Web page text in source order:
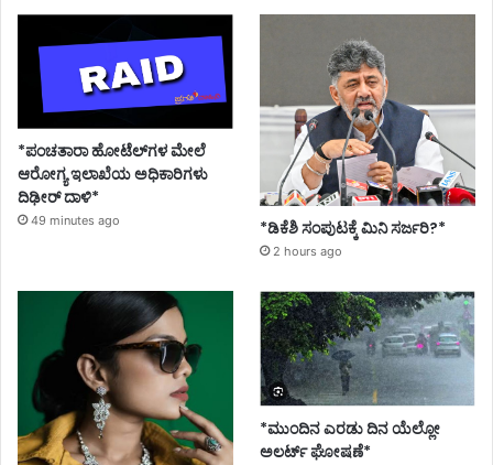
*ಪಂಚತಾರಾ ಹೋಟೆಲ್‌ಗಳ ಮೇಲೆ
ಆರೋಗ್ಯ ಇಲಾಖೆಯ ಅಧಿಕಾರಿಗಳು
ದಿಢೀರ್ ದಾಳಿ*
49 minutes ago *ಡಿಕೆಶಿ ಸಂಪುಟಕ್ಕೆ ಮಿನಿ ಸರ್ಜರಿ?*
2 hours ago
*ಮುಂದಿನ ಎರಡು ದಿನ ಯೆಲ್ಲೋ
ಅಲರ್ಟ್ ಘೋಷಣೆ*